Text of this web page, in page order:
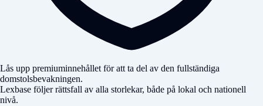
Lås upp premiuminnehållet för att ta del av den fullständiga
domstolsbevakningen.
Lexbase följer rättsfall av alla storlekar, både på lokal och nationell
nivå.